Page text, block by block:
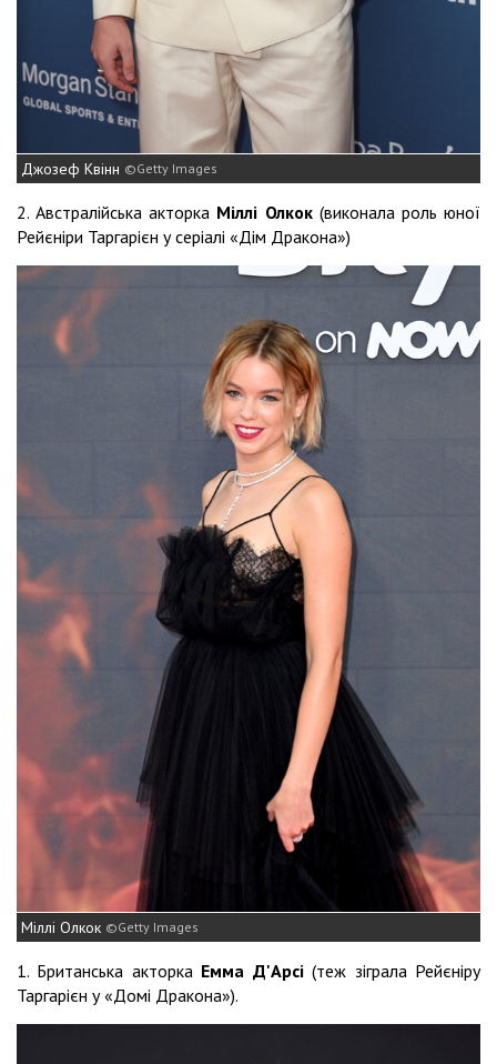
Джозеф Квінн Getty Images
2. Австралійська акторка Міллі Олкок(виконала роль юної
Рейєніри Таргарієн у серіалі «Дім Дракона»)
Міллі Олкок Getty Images
1. Британська акторка Емма Д'Арсі(теж зіграла Рейєніру
Таргарієн у «Домі Дракона»).